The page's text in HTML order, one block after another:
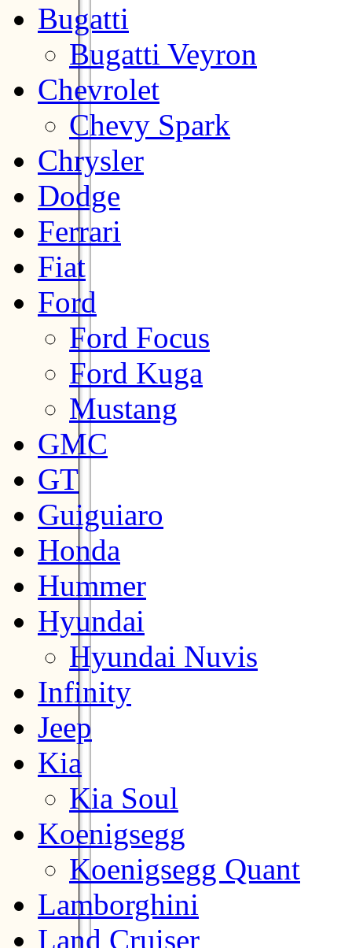
Bugatti
Bugatti Veyron
Chevrolet
Chevy Spark
Chrysler
Dodge
Ferrari
Fiat
Ford
Ford Focus
Ford Kuga
Mustang
GMC
GT
Guiguiaro
Honda
Hummer
Hyundai
Hyundai Nuvis
Infinity
Jeep
Kia
Kia Soul
Koenigsegg
Koenigsegg Quant
Lamborghini
Land Cruiser